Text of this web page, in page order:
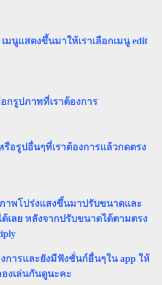
มนูแสดงขึ้นมาให้เราเลือกเมนู edit
กรูปภาพที่เราต้องการ
รือรูปอื่นๆที่เราต้องการแล้วกดตรง
าพโปร่งแสงขึ้นมาปรับขนาดและ
เลย หลังจากปรับขนาดได้ตามตรง
การและยังมีฟังชั่นก์อื่นๆใน app ให้
งเล่นกันดูนะคะ